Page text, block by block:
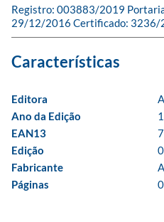
Registro: 003883/2019
29/12/2016 Certificado: 3236/
Editora
Ano da Edição
EAN13
Edição
0
Fabricante
Páginas
0